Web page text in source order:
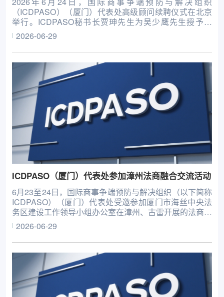
（ICDPASO）（厦门）代表处高级顾问续聘仪式在北京
举行。ICDPASO秘书长贾珅先生为吴少鹰先生授予聘
书。
2026-06-29
ICDPASO（厦门）代表处参加漳州法商融合交流活动
6月23至24日，国际商事争端预防与解决组织（以下简称
ICDPASO）（厦门）代表处受邀参加厦门市海丝中央法
务区建设工作领导小组办公室在漳州、古雷开展的法商融
合交流活动。
2026-06-29